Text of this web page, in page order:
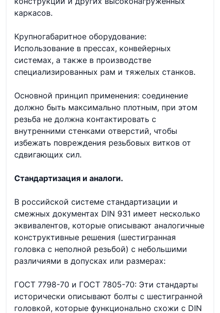
каркасов.
Крупногабаритное оборудование:
Использование в прессах, конвейерных
системах, а также в производстве
специализированных рам и тяжелых станков.
Основной принцип применения: соединение
должно быть максимально плотным, при этом
резьба не должна контактировать с
внутренними стенками отверстий, чтобы
избежать повреждения резьбовых витков от
сдвигающих сил.
Стандартизация и аналоги.
В российской системе стандартизации и
смежных документах DIN 931 имеет несколько
эквивалентов, которые описывают аналогичные
конструктивные решения (шестигранная
головка с неполной резьбой) с небольшими
различиями в допусках или размерах:
ГОСТ 7798-70 и ГОСТ 7805-70: Эти стандарты
исторически описывают болты с шестигранной
головкой, которые функционально схожи с DIN